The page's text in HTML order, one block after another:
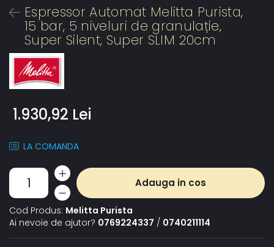
Espressor Automat Melitta Purista,
15 bar, 5 niveluri de granulație,
Super Silent, Super SLIM 20cm
1.930,92 Lei
LA COMANDA
Adauga in cos
Cod Produs: Melitta Purista
Ai nevoie de ajutor? 0769224337 / 0740211114